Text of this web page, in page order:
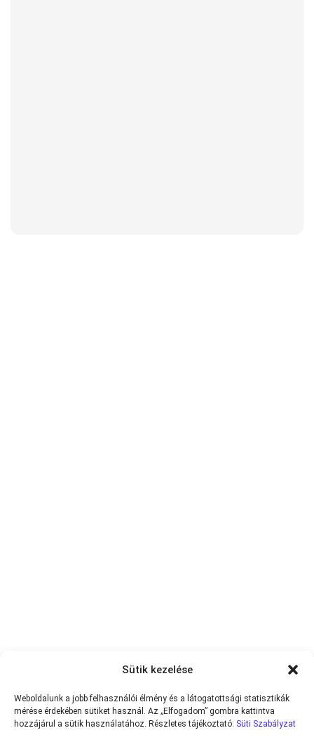
Sütik kezelése
Weboldalunk a jobb felhasználói élmény és a látogatottsági statisztikák
mérése érdekében sütiket használ. Az „Elfogadom” gombra kattintva
hozzájárul a sütik használatához. Részletes tájékoztató: Süti Szabályzat